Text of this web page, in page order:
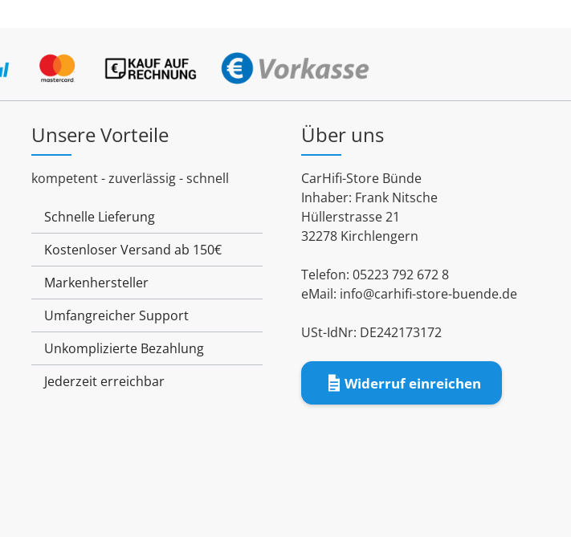
Unsere Vorteile
kompetent - zuverlässig - schnell
Schnelle Lieferung
Kostenloser Versand ab 150€
Markenhersteller
Umfangreicher Support
Unkomplizierte Bezahlung
Jederzeit erreichbar
Über uns
CarHifi-Store Bünde
Inhaber: Frank Nitsche
Hüllerstrasse 21
32278 Kirchlengern
Telefon: 05223 792 672 8
eMail: info@carhifi-store-buende.de
USt-IdNr: DE242173172
Widerruf einreichen